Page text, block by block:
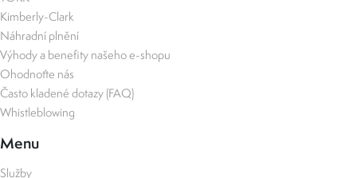
Kimberly-Clark
Náhradní plnění
Výhody a benefity našeho e-shopu
Ohodnoťte nás
Často kladené dotazy (FAQ)
Whistleblowing
Menu
Služby